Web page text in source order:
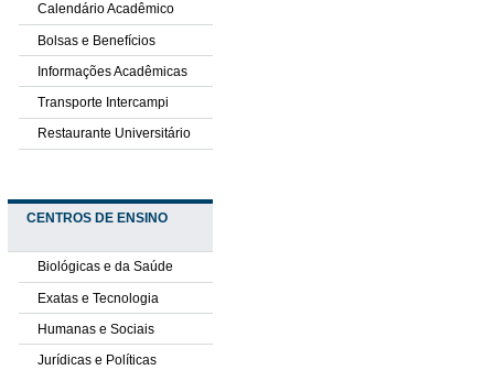
Calendário Acadêmico
Bolsas e Benefícios
Informações Acadêmicas
Transporte Intercampi
Restaurante Universitário
CENTROS DE ENSINO
Biológicas e da Saúde
Exatas e Tecnologia
Humanas e Sociais
Jurídicas e Políticas